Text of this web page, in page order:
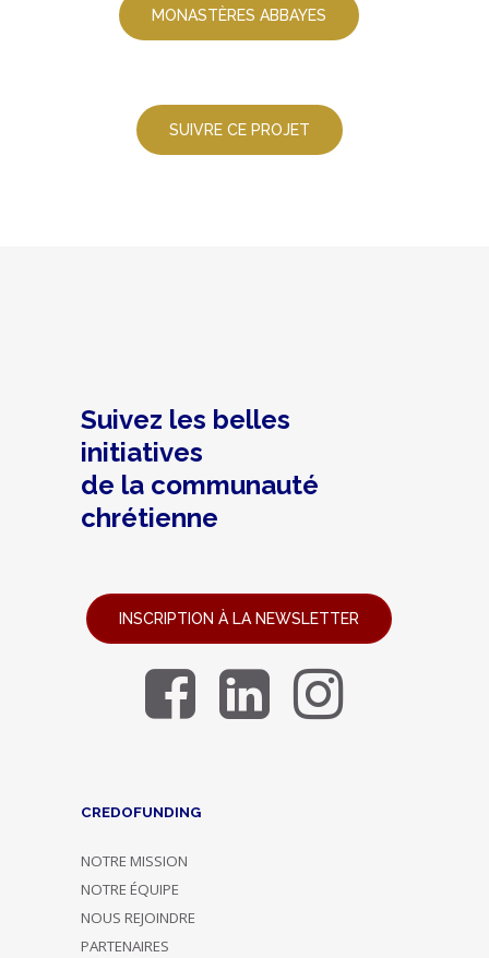
MONASTÈRES ABBAYES
Suivez les belles
initiatives
de la communauté
chrétienne
INSCRIPTION À LA NEWSLETTER
CREDOFUNDING
NOTRE MISSION
NOTRE ÉQUIPE
NOUS REJOINDRE
PARTENAIRES